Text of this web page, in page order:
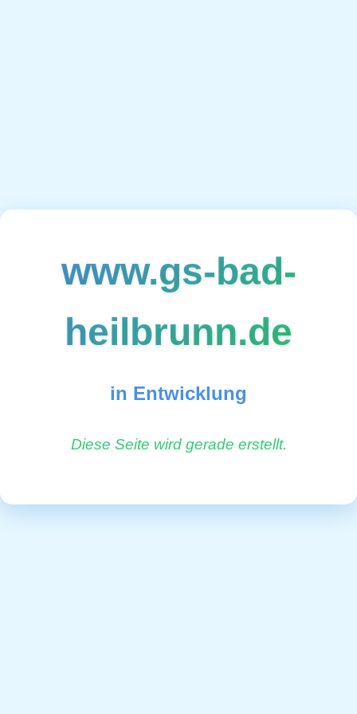
www.gs-bad-
heilbrunn.de
in Entwicklung
Diese Seite wird gerade erstellt.